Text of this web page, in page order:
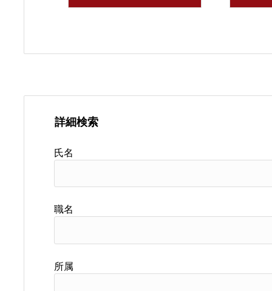
詳細検索
氏名
職名
所属